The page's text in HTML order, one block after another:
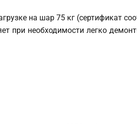
на шар 75 кг (сертификат
при необходимости легко